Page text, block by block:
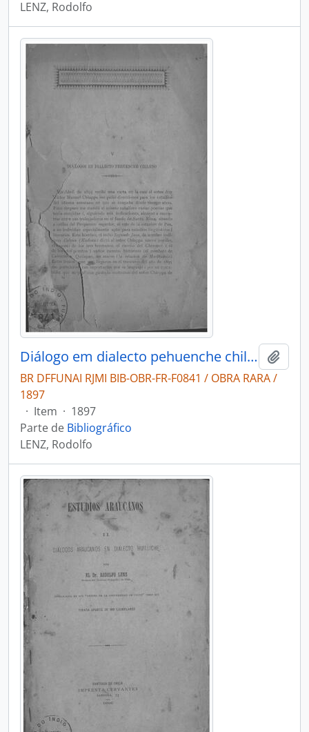
LENZ, Rodolfo
Diálogo em dialecto pehuenche chileno
BR DFFUNAI RJMI BIB-OBR-FR-F0841 / OBRA RARA /
1897
· Item · 1897
Parte de Bibliográfico
LENZ, Rodolfo